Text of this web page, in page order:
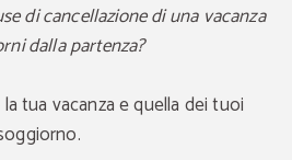
di cancellazione di una vacanza
dalla partenza?
tua vacanza e quella dei tuoi